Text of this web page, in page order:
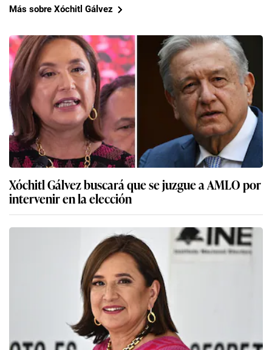
Más sobre Xóchitl Gálvez
Xóchitl Gálvez buscará que se juzgue a AMLO por
intervenir en la elección